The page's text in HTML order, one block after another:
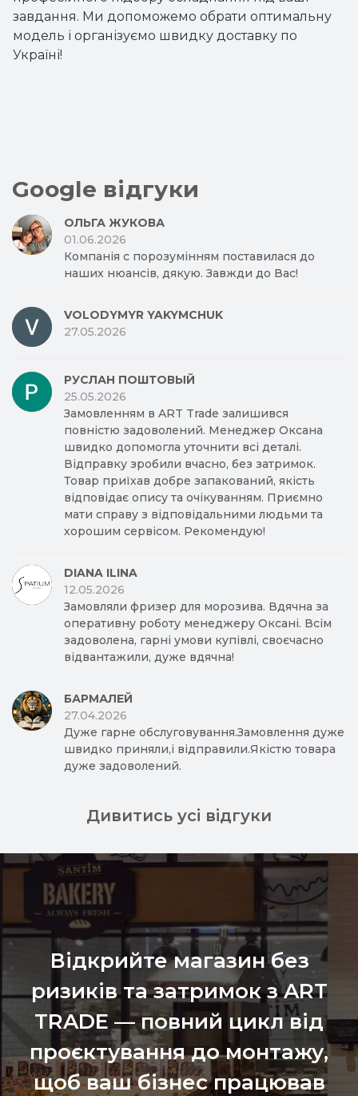
завдання. Ми допоможемо обрати оптимальну
модель і організуємо швидку доставку по
Україні!
Google відгуки
ОЛЬГА ЖУКОВА
01.06.2026
Компанія с порозумінням поставилася до
наших нюансів, дякую. Завжди до Вас!
VOLODYMYR YAKYMCHUK
27.05.2026
РУСЛАН ПОШТОВЫЙ
25.05.2026
Замовленням в ART Trade залишився
повністю задоволений. Менеджер Оксана
швидко допомогла уточнити всі деталі.
Відправку зробили вчасно, без затримок.
Товар приїхав добре запакований, якість
відповідає опису та очікуванням. Приємно
мати справу з відповідальними людьми та
хорошим сервісом. Рекомендую!
DIANA ILINA
12.05.2026
Замовляли фризер для морозива. Вдячна за
оперативну роботу менеджеру Оксані. Всім
задоволена, гарні умови купівлі, своєчасно
відвантажили, дуже вдячна!
БАРМАЛЕЙ
27.04.2026
Дуже гарне обслуговування.Замовлення дуже
швидко приняли,і відправили.Якістю товара
дуже задоволений.
Дивитись усі відгуки
Відкрийте магазин без
ризиків та затримок з ART
TRADE — повний цикл від
проєктування до монтажу,
щоб ваш бізнес працював